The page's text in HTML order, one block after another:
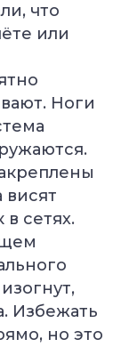
что
или
Ноги
сетях.
Избежать
но это